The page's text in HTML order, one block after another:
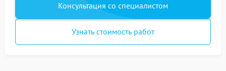
Консультация со специалистом
Узнать стоимость работ